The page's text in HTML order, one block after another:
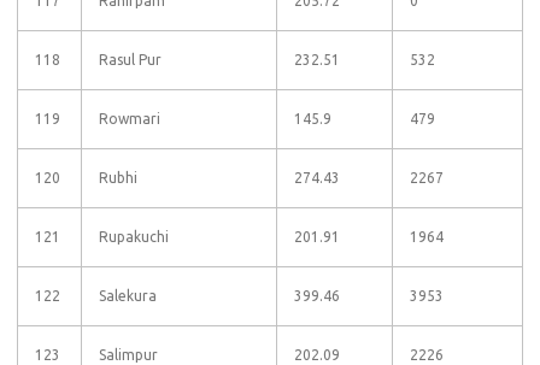
118 Rasul Pur 232.51 532
119 Rowmari 145.9 479
120 Rubhi 274.43 2267
121 Rupakuchi 201.91 1964
122 Salekura 399.46 3953
123 Salimpur 202.09 2226